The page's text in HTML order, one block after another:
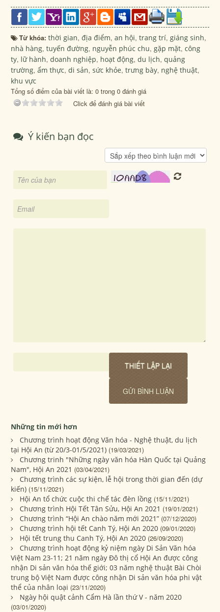
Từ khóa:thời gian,địa điểm,an hội,trang trí,giáng sinh,
nhà hàng,tuyến đường, nguyễn phúc chu,gặp mặt,công
ty, lữ hành,doanh nghiệp, hoạt động,du lịch,quảng
trường,ẩm thực,di sản,sức khỏe,trưng bày, nghệ thuật,
khu vực
Tổng số điểm của bài viết là: 0 trong 0 đánh giá
Click để đánh giá bài viết
Ý kiến bạn đọc
Những tin mới hơn
Chương trình hoạt động Văn hóa - Nghệ thuật, du lịch
tại Hội An (từ 20/3-01/5/2021) (19/03/2021)
Chương trinh "Những ngày văn hóa Hàn Quốc tại Quảng
Nam", Hội An 2021 (03/04/2021)
Chương trình các sự kiện, lễ hội trong thời gian đến (dự
kiến) (15/11/2021)
Hội An tổ chức cuộc thi chế tác đèn lồng (15/11/2021)
Chương trình Hội Tết Tân Sửu, Hội An 2021 (19/01/2021)
Chương trình “Hội An chào năm mới 2021” (07/12/2020)
Chương trình hội tết Canh Tý, Hội An 2020 (09/01/2020)
Hội tết trung thu Canh Tý, Hội An 2020 (26/09/2020)
Chương trình hoạt động kỷ niệm ngày Di Sản Văn hóa
Việt Nam 23-11; 21 năm ngày Đô thị cổ Hội An được công
nhận Di sản văn hóa thế giới; 03 năm nghệ thuật Bài Chòi
trung bộ Việt Nam được công nhận Di sản văn hóa phi vật
thể của nhân loại (23/11/2020)
Ngày hội quật cảnh Cẩm Hà lần thứ V - năm 2020
(03/01/2020)